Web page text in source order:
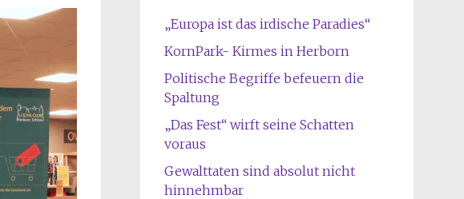
„Europa ist das irdische Paradies“
KornPark- Kirmes in Herborn
Politische Begriffe befeuern die
Spaltung
„Das Fest“ wirft seine Schatten
voraus
Gewalttaten sind absolut nicht
hinnehmbar